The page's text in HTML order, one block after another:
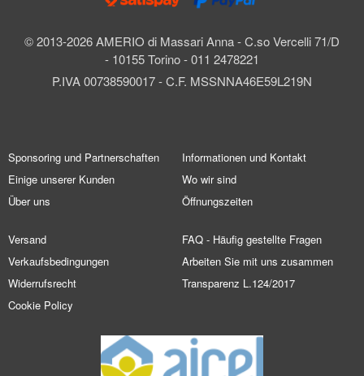
© 2013-2026 AMERIO di Massari Anna - C.so Vercelli 71/D
- 10155 Torino - 011 2478221
P.IVA 00738590017 - C.F. MSSNNA46E59L219N
Sponsoring und Partnerschaften
Einige unserer Kunden
Über uns
Informationen und Kontakt
Wo wir sind
Öffnungszeiten
Versand
Verkaufsbedingungen
Widerrufsrecht
Cookie Policy
FAQ - Häufig gestellte Fragen
Arbeiten Sie mit uns zusammen
Transparenz L.124/2017